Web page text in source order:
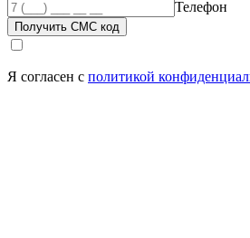
Телефон
Получить СМС код
Я согласен с политикой